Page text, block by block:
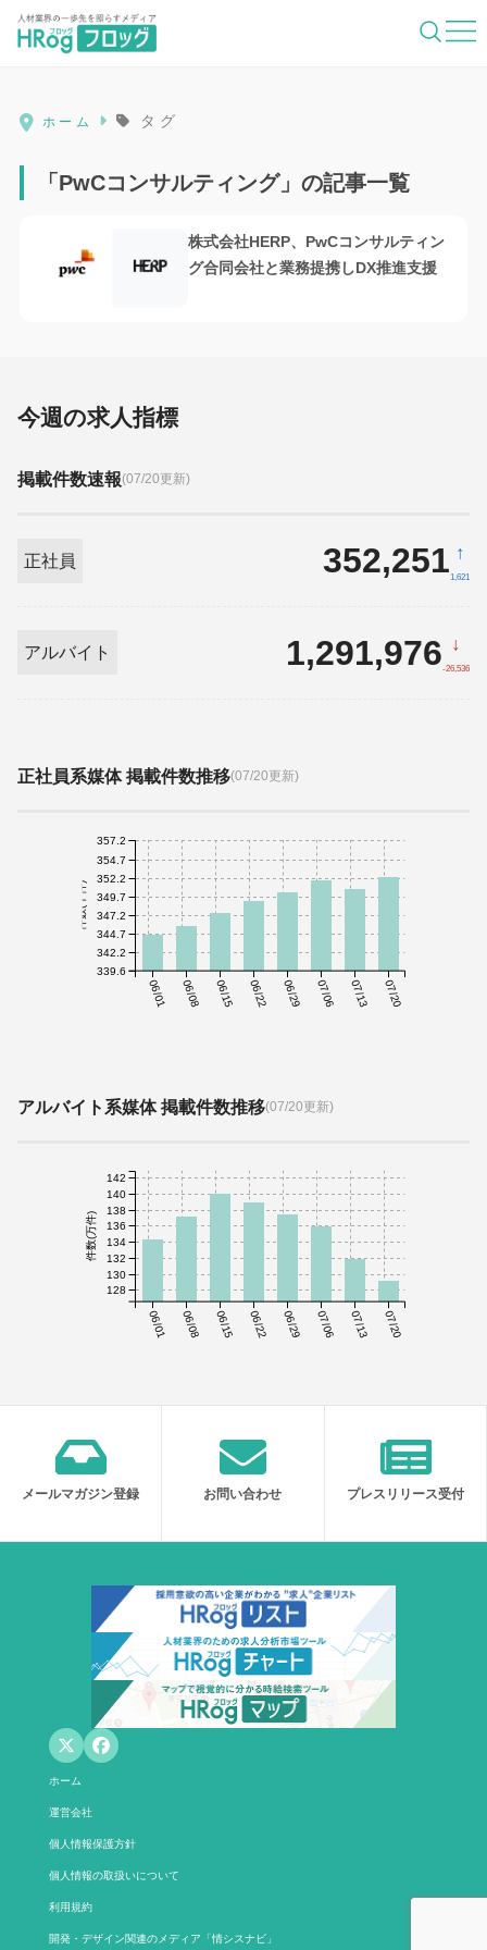
HRog | 人材業界の一歩先を照らすメディ
ホーム タグ
「PwCコンサルティング」の記事一覧
株式会社HERP、PwCコンサルティン
グ合同会社と業務提携しDX推進支援
今週の求人指標
掲載件数速報(07/20更新)
正社員 352,251 ↑
1,621
アルバイト 1,291,976 ↓
-26,536
正社員系媒体 掲載件数推移(07/20更新)
06/01 06/08 06/15 06/22 06/29 07/06 07/13 07/20
件数(千件)
339.6
342.2
344.7
347.2
349.7
352.2
354.7
357.2
アルバイト系媒体 掲載件数推移(07/20更新)
06/01 06/08 06/15 06/22 06/29 07/06 07/13 07/20
件数(万件)
128
130
132
134
136
138
140
142
メールマガジン登録 お問い合わせ プレスリリース受付
ホーム
運営会社
個人情報保護方針
個人情報の取扱いについて
利用規約
開発・デザイン関連のメディア「情シスナビ」